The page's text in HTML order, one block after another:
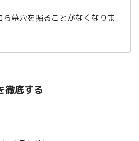
墓穴を掘ることがなくなりま
徹底する